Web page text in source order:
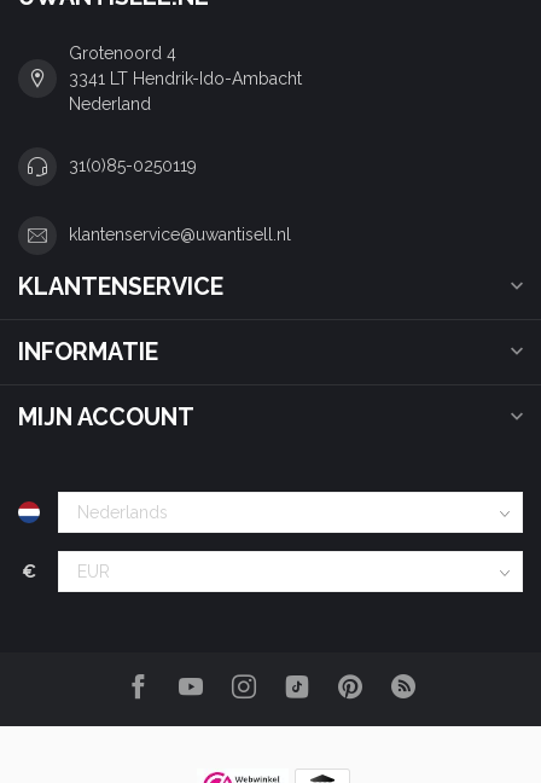
Grotenoord 4
3341 LT Hendrik-Ido-Ambacht
Nederland
31(0)85-0250119
klantenservice@uwantisell.nl
KLANTENSERVICE
INFORMATIE
MIJN ACCOUNT
€